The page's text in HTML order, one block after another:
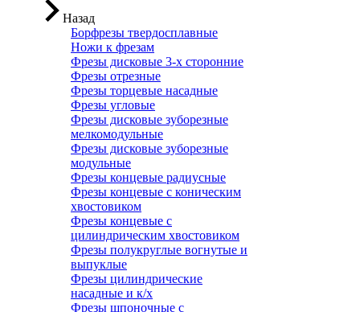
Назад
Борфрезы твердосплавные
Ножи к фрезам
Фрезы дисковые 3-х сторонние
Фрезы отрезные
Фрезы торцевые насадные
Фрезы угловые
Фрезы дисковые зуборезные
мелкомодульные
Фрезы дисковые зуборезные
модульные
Фрезы концевые радиусные
Фрезы концевые с коническим
хвостовиком
Фрезы концевые с
цилиндрическим хвостовиком
Фрезы полукруглые вогнутые и
выпуклые
Фрезы цилиндрические
насадные и к/х
Фрезы шпоночные с